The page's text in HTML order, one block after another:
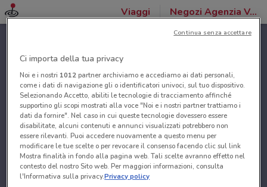
Viaggi Negozi Agenzia VeraStore
Ci importa della tua privacy
Noi e i nostri 1012partner archiviamo e accediamo ai dati personali,
come i dati di navigazione gli o identificatori univoci, sul tuo dispositivo.
Selezionando Accetto, abiliti le tecnologie di tracciamento affinché
supportino gli scopi mostrati alla voce "Noi e i nostri partner trattiamo i
dati da fornire". Nel caso in cui queste tecnologie dovessero essere
disabilitate, alcuni contenuti e annunci visualizzati potrebbero non
essere rilevanti. Puoi accedere nuovamente a questo menu per
modificare le tue scelte o per revocare il consenso facendo clic sul link
Mostra finalità in fondo alla pagina web. Tali scelte avranno effetto nel
contesto del nostro Sito web. Per maggiori informazioni, consulta
l'Informativa sulla privacy.Privacy policy
Continua senza accettare